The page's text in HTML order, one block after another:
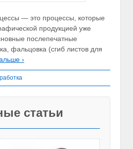
— это процессы, которые
продукцией уже
послепечатные
фальцовка (сгиб листов для
›
статьи